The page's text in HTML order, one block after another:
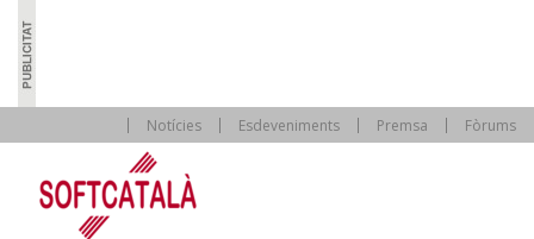
Notícies Esdeveniments Premsa Fòrums